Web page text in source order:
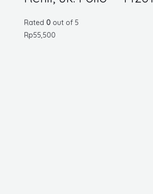
Rated 0 out of 5
Rp55,500